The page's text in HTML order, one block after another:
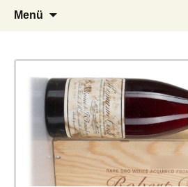
LUCKX
– das Magazin
Menü